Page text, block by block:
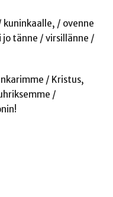
/ ovenne
tänne / virsillänne /
/ Kristus,
/